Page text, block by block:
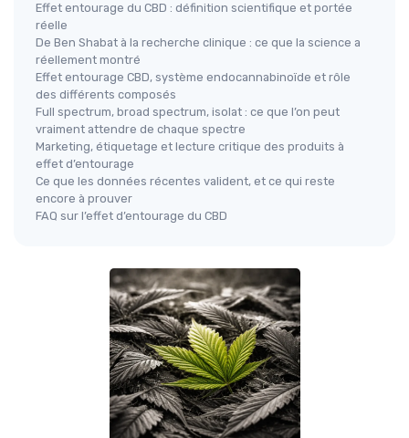
Effet entourage du CBD : définition scientifique et portée
réelle
De Ben Shabat à la recherche clinique : ce que la science a
réellement montré
Effet entourage CBD, système endocannabinoïde et rôle
des différents composés
Full spectrum, broad spectrum, isolat : ce que l’on peut
vraiment attendre de chaque spectre
Marketing, étiquetage et lecture critique des produits à
effet d’entourage
Ce que les données récentes valident, et ce qui reste
encore à prouver
FAQ sur l’effet d’entourage du CBD